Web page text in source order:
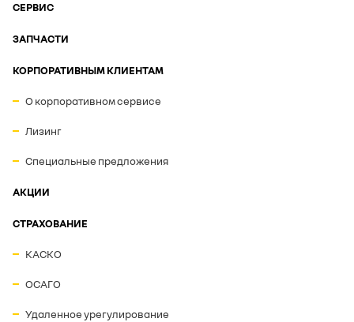
СЕРВИС
ЗАПЧАСТИ
КОРПОРАТИВНЫМ КЛИЕНТАМ
О корпоративном сервисе
Лизинг
Специальные предложения
АКЦИИ
СТРАХОВАНИЕ
КАСКО
ОСАГО
Удаленное урегулирование